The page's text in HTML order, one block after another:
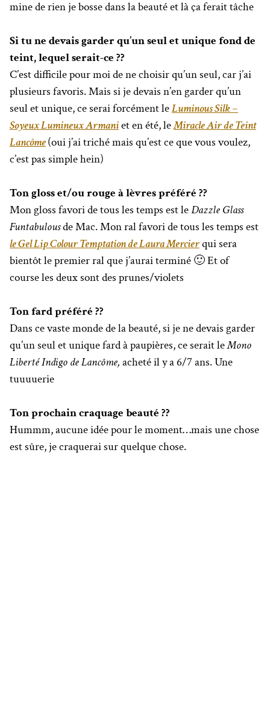
mine de rien je bosse dans la beauté et là ça ferait tâche
Si tu ne devais garder qu’un seul et unique fond de
teint, lequel serait-ce ??
C’est difficile pour moi de ne choisir qu’un seul, car j’ai
plusieurs favoris. Mais si je devais n’en garder qu’un
seul et unique, ce serai forcément leLuminous Silk –
Soyeux Lumineux Armaniet en été, leMiracle Air de Teint
Lancôme(oui j’ai triché mais qu’est ce que vous voulez,
c’est pas simple hein)
Ton gloss et/ou rouge à lèvres préféré ??
Mon gloss favori de tous les temps est leDazzle Glass
Funtabulousde Mac. Mon ral favori de tous les temps est
le Gel Lip Colour Temptation de Laura Mercierqui sera
bientôt le premier ral que j’aurai terminé 🙂 Et of
course les deux sont des prunes/violets
Ton fard préféré ??
Dans ce vaste monde de la beauté, si je ne devais garder
qu’un seul et unique fard à paupières, ce serait leMono
Liberté Indigo de Lancôme, acheté il y a 6/7 ans. Une
tuuuuerie
Ton prochain craquage beauté ??
Hummm, aucune idée pour le moment…mais une chose
est sûre, je craquerai sur quelque chose.